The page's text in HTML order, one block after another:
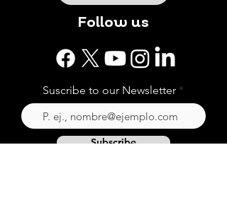
Follow us
Suscribe to our Newsletter
Subscribe